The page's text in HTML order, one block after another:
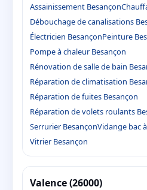
Assainissement Besançon
Débouchage de canalisations
Électricien BesançonPeinture
Pompe à chaleur Besançon
Rénovation de salle de bain
Réparation de climatisation
Réparation de fuites Besançon
Réparation de volets roulants
Serrurier BesançonVidange bac
Vitrier Besançon
Valence (26000)